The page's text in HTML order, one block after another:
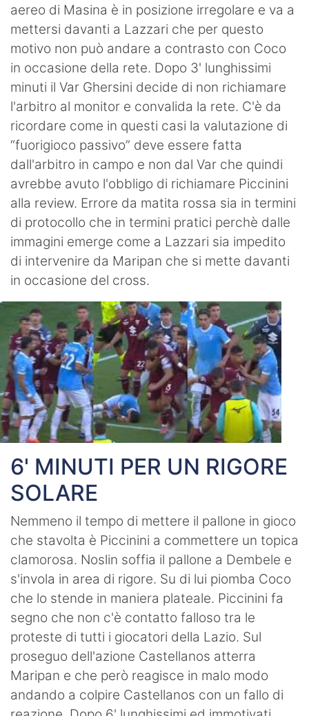
aereo di Masina è in posizione irregolare e va a
mettersi davanti a Lazzari che per questo
motivo non può andare a contrasto con Coco
in occasione della rete. Dopo 3' lunghissimi
minuti il Var Ghersini decide di non richiamare
l'arbitro al monitor e convalida la rete. C'è da
ricordare come in questi casi la valutazione di
“fuorigioco passivo” deve essere fatta
dall'arbitro in campo e non dal Var che quindi
avrebbe avuto l'obbligo di richiamare Piccinini
alla review. Errore da matita rossa sia in termini
di protocollo che in termini pratici perchè dalle
immagini emerge come a Lazzari sia impedito
di intervenire da Maripan che si mette davanti
in occasione del cross.
6' MINUTI PER UN RIGORE
SOLARE
Nemmeno il tempo di mettere il pallone in gioco
che stavolta è Piccinini a commettere un topica
clamorosa. Noslin soffia il pallone a Dembele e
s'invola in area di rigore. Su di lui piomba Coco
che lo stende in maniera plateale. Piccinini fa
segno che non c'è contatto falloso tra le
proteste di tutti i giocatori della Lazio. Sul
proseguo dell'azione Castellanos atterra
Maripan e che però reagisce in malo modo
andando a colpire Castellanos con un fallo di